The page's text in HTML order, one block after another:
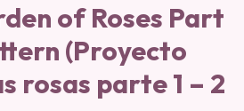
of Roses Part
(Proyecto
rosas parte 1 – 2